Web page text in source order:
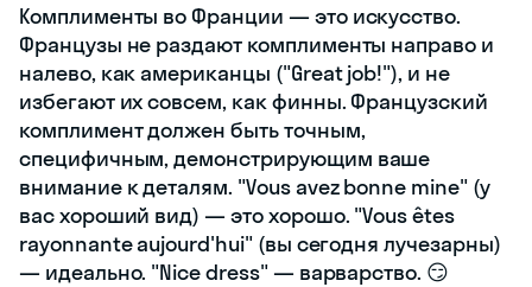
Комплименты во Франции — это искусство.
Французы не раздают комплименты направо и
налево, как американцы ("Great job!"), и не
избегают их совсем, как финны. Французский
комплимент должен быть точным,
специфичным, демонстрирующим ваше
внимание к деталям. "Vous avez bonne mine" (у
вас хороший вид) — это хорошо. "Vous êtes
rayonnante aujourd'hui" (вы сегодня лучезарны)
— идеально. "Nice dress" — варварство. 😏